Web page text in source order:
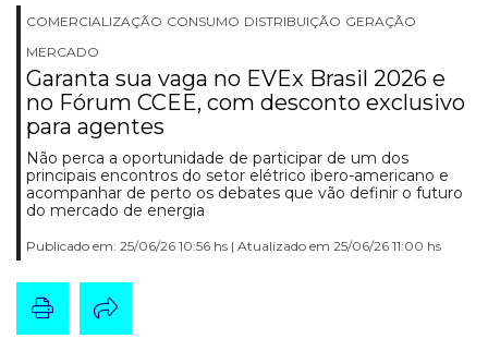
COMERCIALIZAÇÃO CONSUMO DISTRIBUIÇÃO GERAÇÃO
MERCADO
Garanta sua vaga no EVEx Brasil 2026 e
no Fórum CCEE, com desconto exclusivo
para agentes
Não perca a oportunidade de participar de um dos
principais encontros do setor elétrico ibero-americano e
acompanhar de perto os debates que vão definir o futuro
do mercado de energia
Publicado em: 25/06/26 10:56 hs | Atualizado em 25/06/26 11:00 hs